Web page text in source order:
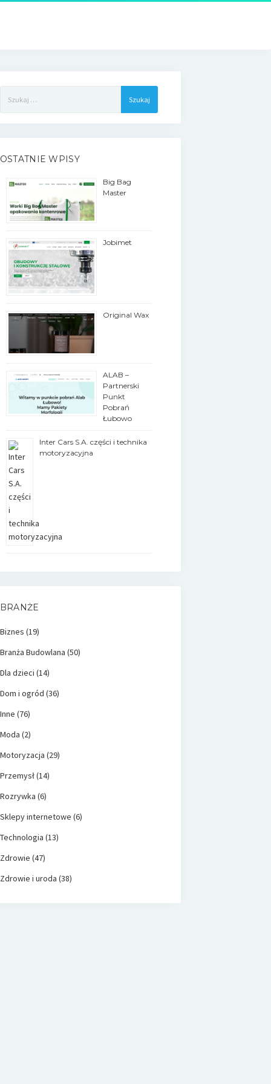
OSTATNIE WPISY
Big Bag
Master
Jobimet
Original Wax
ALAB –
Partnerski
Punkt
Pobrań
Łubowo
Inter Cars S.A. części i technika
motoryzacyjna
BRANŻE
Biznes (19)
Branża Budowlana (50)
Dla dzieci (14)
Dom i ogród (36)
Inne (76)
Moda (2)
Motoryzacja (29)
Przemysł(14)
Rozrywka (6)
Sklepy internetowe (6)
Technologia (13)
Zdrowie (47)
Zdrowie i uroda (38)